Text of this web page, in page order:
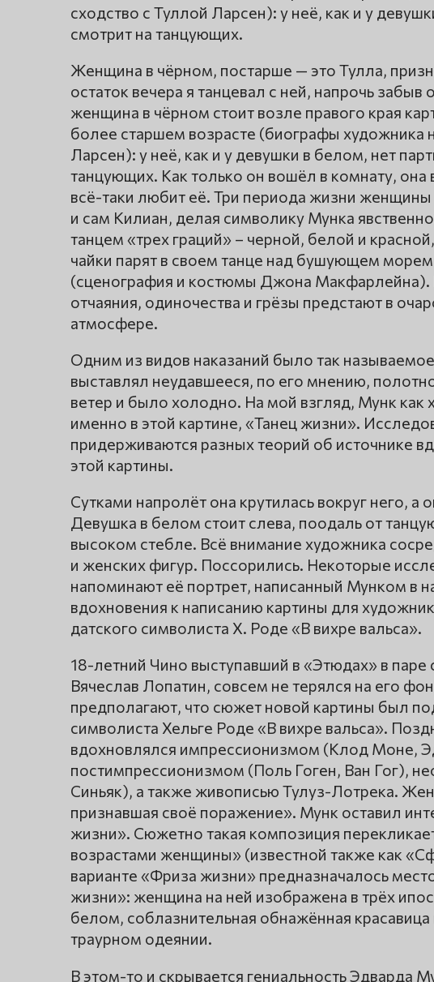
сходство с Туллой Ларсен): у неё, как и у
смотрит на танцующих.
Женщина в чёрном, постарше — это Тулла,
остаток вечера я танцевал с ней, напрочь
женщина в чёрном стоит возле правого края
более старшем возрасте (биографы художника
Ларсен): у неё, как и у девушки в белом, нет
танцующих. Как только он вошёл в комнату, она
всё-таки любит её. Три периода жизни
и сам Килиан, делая символику Мунка
танцем «трех граций» – черной, белой и
чайки парят в своем танце над бушующем
(сценография и костюмы Джона Макфарлейна).
отчаяния, одиночества и грёзы предстают в
атмосфере.
Одним из видов наказаний было так
выставлял неудавшееся, по его мнению,
ветер и было холодно. На мой взгляд, Мунк как
именно в этой картине, «Танец жизни».
придерживаются разных теорий об источнике
этой картины.
Сутками напролёт она крутилась вокруг него, а
Девушка в белом стоит слева, поодаль от
высоком стебле. Всё внимание художника
и женских фигур. Поссорились. Некоторые
напоминают её портрет, написанный Мунком в
вдохновения к написанию картины для
датского символиста Х. Роде «В вихре вальса».
18-летний Чино выступавший в «Этюдах» в
Вячеслав Лопатин, совсем не терялся на его
предполагают, что сюжет новой картины был
символиста Хельге Роде «В вихре вальса».
вдохновлялся импрессионизмом (Клод Моне,
постимпрессионизмом (Поль Гоген, Ван Гог),
Синьяк), а также живописью Тулуз-Лотрека.
признавшая своё поражение». Мунк оставил
жизни». Сюжетно такая композиция
возрастами женщины» (известной также как
варианте «Фриза жизни» предназначалось
жизни»: женщина на ней изображена в трёх
белом, соблазнительная обнажённая
траурном одеянии.
В этом-то и скрывается гениальность Эдварда